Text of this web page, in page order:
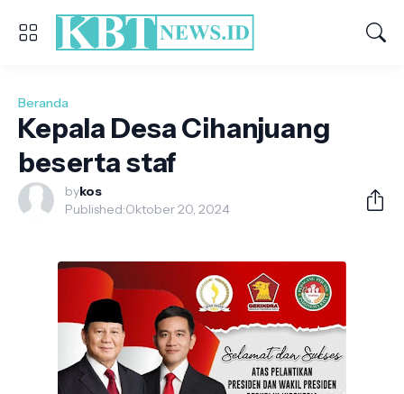
Beranda
Kepala Desa Cihanjuang
beserta staf
bykos
Published:Oktober 20, 2024